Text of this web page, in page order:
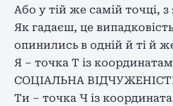
Або у тій же самій точці,
Як гадаєш, це
опинились в одній й ті й
Я – точка Т із
СОЦІАЛЬНА
Ти – точка Ч із